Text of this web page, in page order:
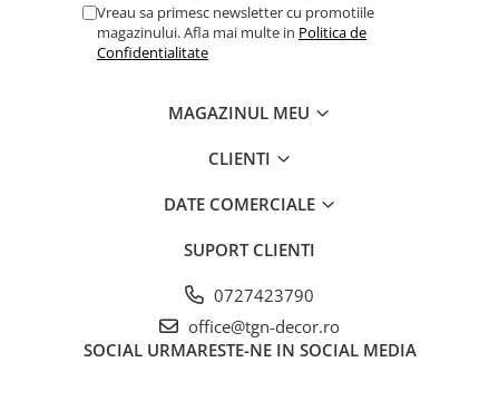
Vreau sa primesc newsletter cu promotiile
magazinului. Afla mai multe in Politica de
Confidentialitate
MAGAZINUL MEU
CLIENTI
DATE COMERCIALE
SUPORT CLIENTI
0727423790
office@tgn-decor.ro
SOCIAL URMARESTE-NE IN SOCIAL MEDIA